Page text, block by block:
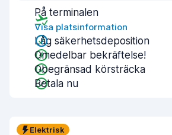
På terminalen
Visa platsinformation
Låg säkerhetsdeposition
Omedelbar bekräftelse!
Obegränsad körsträcka
Betala nu
Elektrisk